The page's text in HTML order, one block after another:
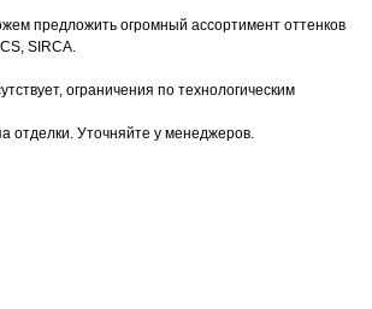
предложить огромный ассортимент оттенков
SIRCA.
ограничения по технологическим
отделки. Уточняйте у менеджеров.